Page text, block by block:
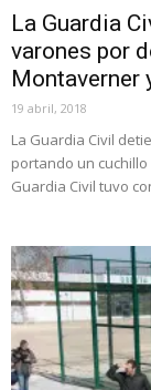
La Guardia
varones por
Montaverner
19 abril, 2018
La Guardia Civil
portando un
Guardia Civil tuvo